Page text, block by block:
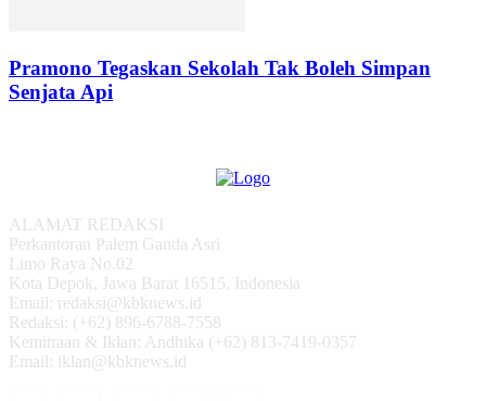
Pramono Tegaskan Sekolah Tak Boleh Simpan
Senjata Api
ALAMAT REDAKSI
Perkantoran Palem Ganda Asri
Limo Raya No.02
Kota Depok, Jawa Barat 16515, Indonesia
Email: redaksi@kbknews.id
Redaksi: (+62) 896-6788-7558
Kemitraan & Iklan: Andhika (+62) 813-7419-0357
Email: iklan@kbknews.id